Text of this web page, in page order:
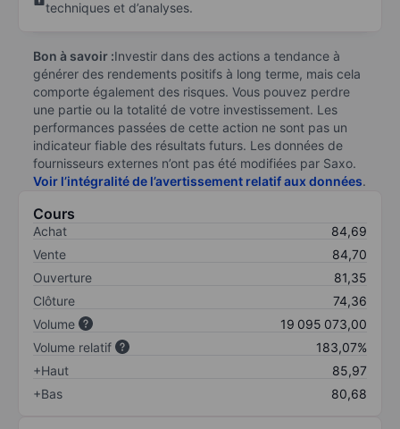
techniques et d’analyses.
Bon à savoir :Investir dans des actions a tendance à
générer des rendements positifs à long terme, mais cela
comporte également des risques. Vous pouvez perdre
une partie ou la totalité de votre investissement. Les
performances passées de cette action ne sont pas un
indicateur fiable des résultats futurs. Les données de
fournisseurs externes n’ont pas été modifiées par Saxo.
Voir l’intégralité de l’avertissement relatif aux données.
Cours
Achat
84,69
Vente
84,70
Ouverture
81,35
Clôture
74,36
Volume
19 095 073,00
Volume relatif
183,07%
+Haut
85,97
+Bas
80,68